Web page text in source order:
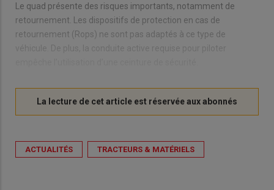
Le quad présente des risques importants, notamment de
retournement. Les dispositifs de protection en cas de
retournement (Rops) ne sont pas adaptés à ce type de
ACTUALITÉS TRACTEURS & MATÉRIELS